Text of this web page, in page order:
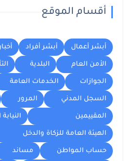
أقسام الموقع
أبشر أعمال أبشر أفراد أخبار
الأمن العام البلدية
الجوازات الخدمات العامة
السجل المدني المرور
المقييمين
الهيئة العامة للزكاة والدخل
حساب المواطن مساند